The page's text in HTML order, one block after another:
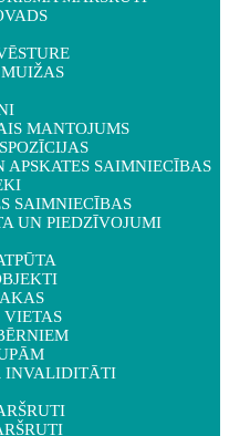
MANTOJUMS
APSKATES SAIMNIECĪBAS
SAIMNIECĪBAS
UN PIEDZĪVOJUMI
VIETAS
INVALIDITĀTI